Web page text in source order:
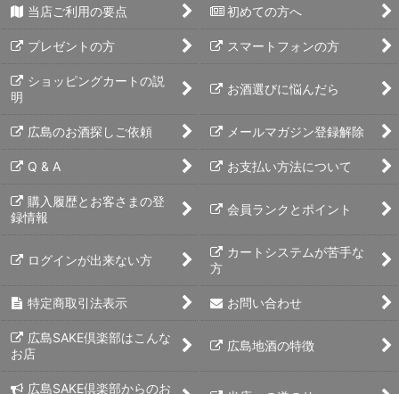
当店ご利用の要点 初めての方へ
プレゼントの方 スマートフォンの方
ショッピングカートの説
明
お酒選びに悩んだら
広島のお酒探しご依頼 メールマガジン登録解除
Q & A お支払い方法について
購入履歴とお客さまの登
録情報
会員ランクとポイント
ログインが出来ない方
カートシステムが苦手な
方
特定商取引法表示 お問い合わせ
広島SAKE倶楽部はこんな
お店
広島地酒の特徴
広島SAKE倶楽部からのお